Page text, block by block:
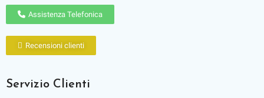
Assistenza Telefonica
Recensioni clienti
Servizio Clienti